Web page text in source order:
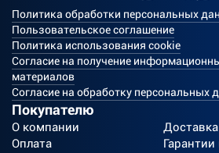
Политика обработки персональных
Пользовательское соглашение
Политика использования cookie
Согласие на получение
материалов
Согласие на обработку персональных
Покупателю
О компании
Доставка
Оплата